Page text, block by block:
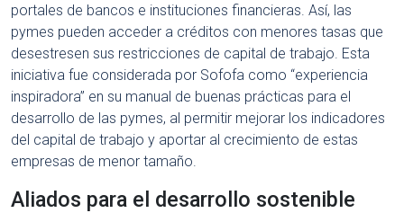
portales de bancos e instituciones financieras. Así, las
pymes pueden acceder a créditos con menores tasas que
desestresen sus restricciones de capital de trabajo. Esta
iniciativa fue considerada por Sofofa como “experiencia
inspiradora” en su manual de buenas prácticas para el
desarrollo de las pymes, al permitir mejorar los indicadores
del capital de trabajo y aportar al crecimiento de estas
empresas de menor tamaño.
Aliados para el desarrollo sostenible